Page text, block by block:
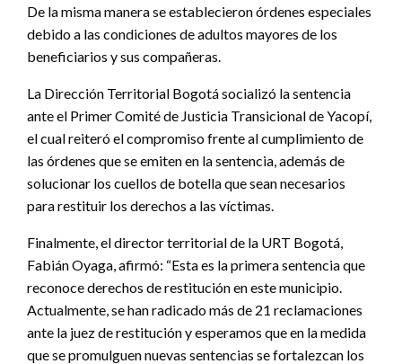
De la misma manera se establecieron órdenes especiales
debido a las condiciones de adultos mayores de los
beneficiarios y sus compañeras.
La Dirección Territorial Bogotá socializó la sentencia
ante el Primer Comité de Justicia Transicional de Yacopí,
el cual reiteró el compromiso frente al cumplimiento de
las órdenes que se emiten en la sentencia, además de
solucionar los cuellos de botella que sean necesarios
para restituir los derechos a las víctimas.
Finalmente, el director territorial de la URT Bogotá,
Fabián Oyaga, afirmó: “Esta es la primera sentencia que
reconoce derechos de restitución en este municipio.
Actualmente, se han radicado más de 21 reclamaciones
ante la juez de restitución y esperamos que en la medida
que se promulguen nuevas sentencias se fortalezcan los